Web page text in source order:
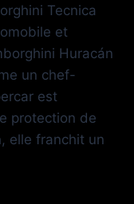
Tecnica
et
Huracán
un chef-
est
protection de
elle franchit un